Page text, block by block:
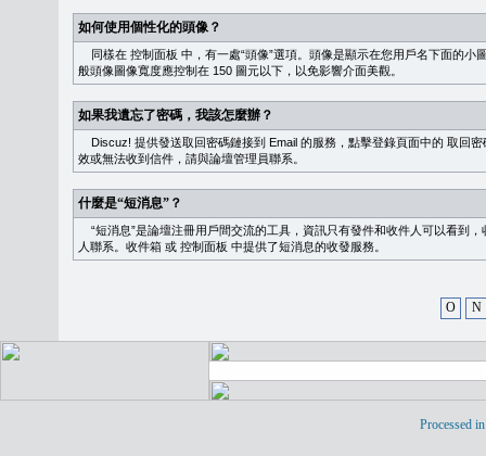
如何使用個性化的頭像？
同樣在 控制面板 中，有一處“頭像”選項。頭像是顯示在您用戶名下面的
般頭像圖像寬度應控制在 150 圖元以下，以免影響介面美觀。
如果我遺忘了密碼，我該怎麼辦？
Discuz! 提供發送取回密碼鏈接到 Email 的服務，點擊登錄頁面中的 取回密
效或無法收到信件，請與論壇管理員聯系。
什麼是“短消息”？
“短消息”是論壇注冊用戶間交流的工具，資訊只有發件和收件人可以看到
人聯系。 收件箱 或 控制面板 中提供了短消息的收發服務。
O N
Processed